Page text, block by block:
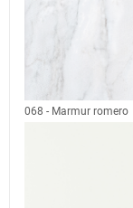
068 - Marmur romero